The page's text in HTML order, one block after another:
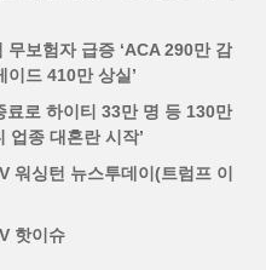
무보험자 급증 ‘ACA 290만 감
이드 410만 상실’
료로 하이티 33만 명 등 130만
업종 대혼란 시작’
워싱턴 뉴스투데이(트럼프 이
핫이슈